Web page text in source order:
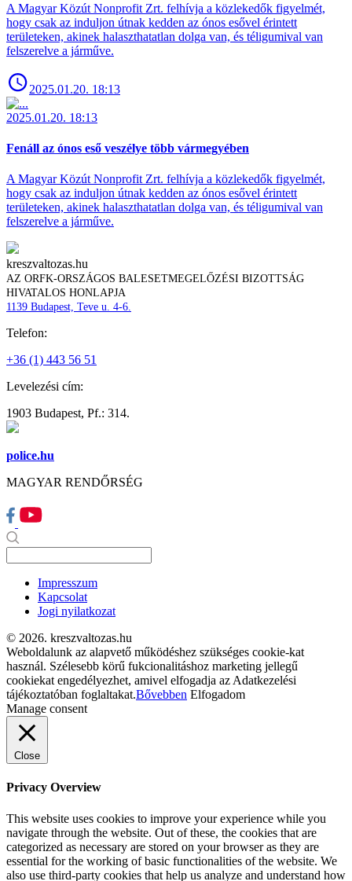
A Magyar Közút Nonprofit Zrt. felhívja a közlekedők figyelmét,
hogy csak az induljon útnak kedden az ónos esővel érintett
területeken, akinek halaszthatatlan dolga van, és téligumival van
felszerelve a járműve.
2025.01.20. 18:13
2025.01.20. 18:13
Fenáll az ónos eső veszélye több vármegyében
A Magyar Közút Nonprofit Zrt. felhívja a közlekedők figyelmét,
hogy csak az induljon útnak kedden az ónos esővel érintett
területeken, akinek halaszthatatlan dolga van, és téligumival van
felszerelve a járműve.
kreszvaltozas.hu
AZ ORFK-ORSZÁGOS BALESETMEGELŐZÉSI BIZOTTSÁG
HIVATALOS HONLAPJA
1139 Budapest, Teve u. 4-6.
Telefon:
+36 (1) 443 56 51
Levelezési cím:
1903 Budapest, Pf.: 314.
police.hu
MAGYAR RENDŐRSÉG
Impresszum
Kapcsolat
Jogi nyilatkozat
© 2026. kreszvaltozas.hu
Weboldalunk az alapvető működéshez szükséges cookie-kat
használ. Szélesebb körű fukcionalitáshoz marketing jellegű
cookiekat engedélyezhet, amivel elfogadja az Adatkezelési
tájékoztatóban foglaltakat.Bővebben Elfogadom
Manage consent
Close
Privacy Overview
This website uses cookies to improve your experience while you
navigate through the website. Out of these, the cookies that are
categorized as necessary are stored on your browser as they are
essential for the working of basic functionalities of the website. We
also use third-party cookies that help us analyze and understand how